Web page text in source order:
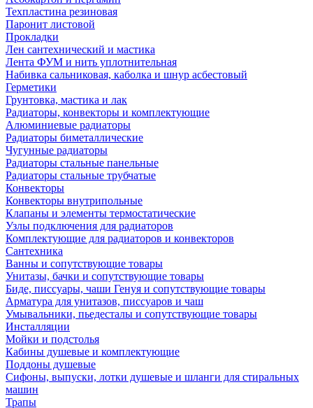
Техпластина резиновая
Паронит листовой
Прокладки
Лен сантехнический и мастика
Лента ФУМ и нить уплотнительная
Набивка сальниковая, каболка и шнур асбестовый
Герметики
Грунтовка, мастика и лак
Радиаторы, конвекторы и комплектующие
Алюминиевые радиаторы
Радиаторы биметаллические
Чугунные радиаторы
Радиаторы стальные панельные
Радиаторы стальные трубчатые
Конвекторы
Конвекторы внутрипольные
Клапаны и элементы термостатические
Узлы подключения для радиаторов
Комплектующие для радиаторов и конвекторов
Сантехника
Ванны и сопутствующие товары
Унитазы, бачки и сопутствующие товары
Биде, писсуары, чаши Генуя и сопутствующие товары
Арматура для унитазов, писсуаров и чаш
Умывальники, пьедесталы и сопутствующие товары
Инсталляции
Мойки и подстолья
Кабины душевые и комплектующие
Поддоны душевые
Сифоны, выпуски, лотки душевые и шланги для стиральных
машин
Трапы